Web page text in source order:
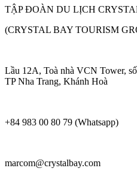
TẬP ĐOÀN DU LỊCH
(CRYSTAL BAY TOURISM
Lầu 12A, Toà nhà VCN Tower,
TP Nha Trang, Khánh Hoà
+84 983 00 80 79 (Whatsapp)
marcom@crystalbay.com